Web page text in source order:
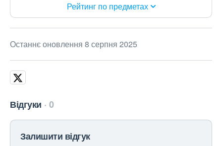
Рейтинг по предметах
Останнє оновлення 8 серпня 2025
Відгуки 0
Залишити відгук